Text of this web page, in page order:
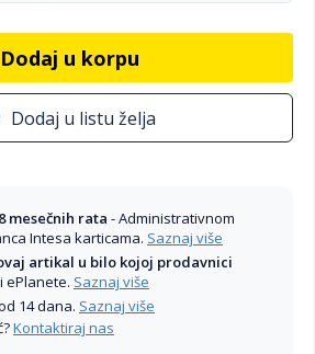
Dodaj u korpu
Dodaj u listu želja
mesečnih rata - Administrativnom
Intesa karticama. Saznaj više
artikal u bilo kojoj prodavnici
ePlanete. Saznaj više
14 dana. Saznaj više
Kontaktiraj nas